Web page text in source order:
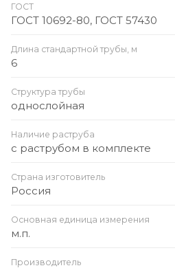
ГОСТ
ГОСТ 10692-80, ГОСТ 57430
Длина стандартной трубы, м
6
Структура трубы
однослойная
Наличие раструба
с раструбом в комплекте
Страна изготовитель
Россия
Основная единица измерения
м.п.
Производитель